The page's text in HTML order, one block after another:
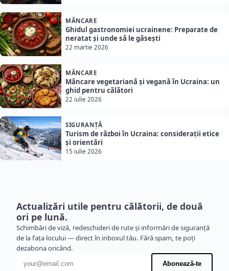
MÂNCARE
Ghidul gastronomiei ucrainene: Preparate de
neratat și unde să le găsești
22 martie 2026
MÂNCARE
Mâncare vegetariană și vegană în Ucraina: un
ghid pentru călători
22 iulie 2026
SIGURANȚĂ
Turism de război în Ucraina: considerații etice
și orientări
15 iulie 2026
Actualizări utile pentru călătorii, de două
ori pe lună.
Schimbări de viză, redeschideri de rute și informări de siguranță
de la fața locului — direct în inboxul tău. Fără spam, te poți
dezabona oricând.
Adresă de e-mail
Abonează-te